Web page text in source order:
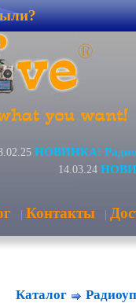
НОВИНКА!
14.03.24
| Контакты |
Каталог